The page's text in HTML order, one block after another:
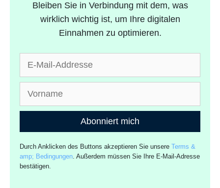
Bleiben Sie in Verbindung mit dem, was
wirklich wichtig ist, um Ihre digitalen
Einnahmen zu optimieren.
Abonniert mich
Durch Anklicken des Buttons akzeptieren Sie unsereTerms &
amp; Bedingungen. Außerdem müssen Sie Ihre E-Mail-Adresse
bestätigen.